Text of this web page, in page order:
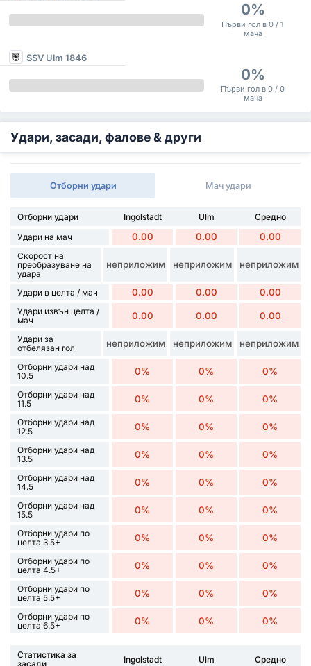
0%
Първи гол в 0 / 1
мача
SSV Ulm 1846
0%
Първи гол в 0 / 0
мача
Удари, засади, фалове & други
Отборни удари Мач удари
Отборни удари Ingolstadt Ulm
Средно
Удари на мач
0.00 0.00 0.00
Скорост на
преобразуване на
удара
неприложим неприложим неприложим
Удари в целта / мач 0.00 0.00 0.00
Удари извън целта /
мач
0.00 0.00 0.00
Удари за
отбелязан гол
неприложим неприложим неприложим
Отборни удари над
10.5
0% 0% 0%
Отборни удари над
11.5
0% 0% 0%
Отборни удари над
12.5
0% 0% 0%
Отборни удари над
13.5
0% 0% 0%
Отборни удари над
14.5
0% 0% 0%
Отборни удари над
15.5
0% 0% 0%
Отборни удари по
целта 3.5+
0% 0% 0%
Отборни удари по
целта 4.5+
0% 0% 0%
Отборни удари по
целта 5.5+
0% 0% 0%
Отборни удари по
целта 6.5+
0% 0% 0%
Статистика за
засади
Ingolstadt Ulm Средно